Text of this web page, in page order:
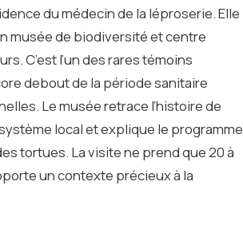
du médecin de la léproserie. Elle
musée de biodiversité et centre
C’est l’un des rares témoins
debout de la période sanitaire
Le musée retrace l’histoire de
local et explique le programme
tortues. La visite ne prend que 20 à
un contexte précieux à la